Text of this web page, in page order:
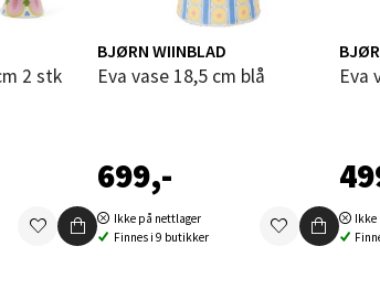
BJØRN WIINBLAD
Eva vase 18,5 cm blå
699,-
Ikke på nettlager
Finnes i 9 butikker
Ikke
Narvik -